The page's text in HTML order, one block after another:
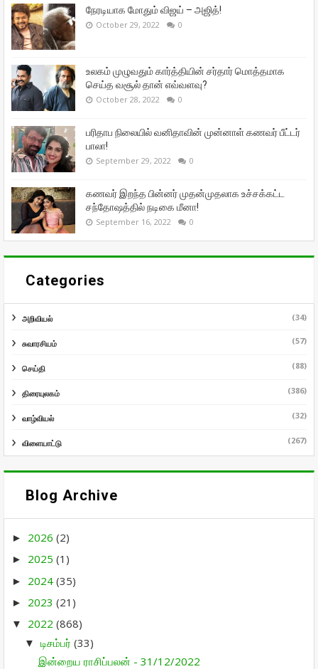
நேரடியாக மோதும் விஜய் – அஜித்!
October 29, 2022 0
உலகம் முழுவதும் கார்த்தியின் சர்தார் மொத்தமாக
செய்த வசூல் தான் எவ்வளவு?
October 28, 2022 0
பரிதாப நிலையில் வனிதாவின் முன்னாள் கணவர் பீட்டர்
பாலா!
September 29, 2022 0
கணவர் இறந்த பின்னர் முதன்முதலாக உச்சக்கட்ட
சந்தோஷத்தில் நடிகை மீனா!
September 16, 2022 0
Categories
அறிவியல் (34)
சுவாரசியம் (57)
செய்தி (88)
திரையுலகம் (386)
வாழ்வியல் (32)
விளையாட்டு (267)
Blog Archive
► 2026 (2)
► 2025 (1)
► 2024 (35)
► 2023 (21)
▼ 2022 (868)
▼ டிசம்பர் (33)
இன்றைய ராசிப்பலன் - 31/12/2022